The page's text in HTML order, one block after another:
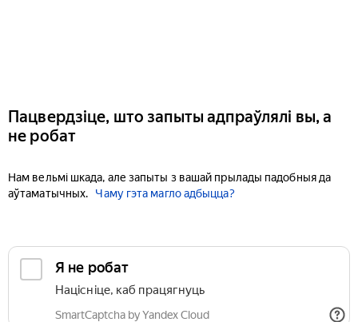
Пацвердзіце, што запыты адпраўлялі вы, а
не робат
Нам вельмі шкада, але запыты з вашай прылады падобныя да
аўтаматычных.
Чаму гэта магло адбыцца?
Я не робат
Націсніце, каб працягнуць
SmartCaptcha by Yandex Cloud